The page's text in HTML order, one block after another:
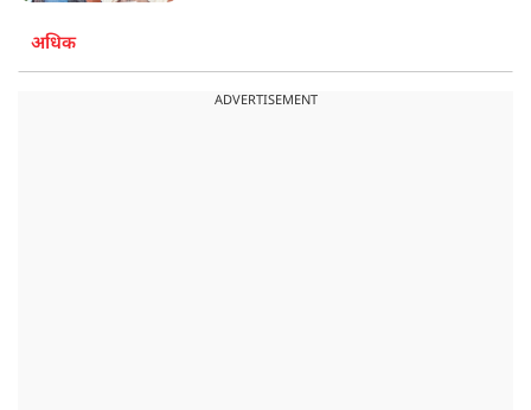
अधिक
ADVERTISEMENT